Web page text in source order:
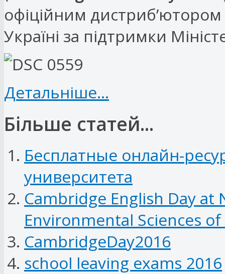
офіційним
Україні за підтримки
Детальніше...
Більше статей...
Бесплатные онлайн-
университета
Cambridge English Day
Environmental Sciences
CambridgeDay2016
school leaving exams 2016